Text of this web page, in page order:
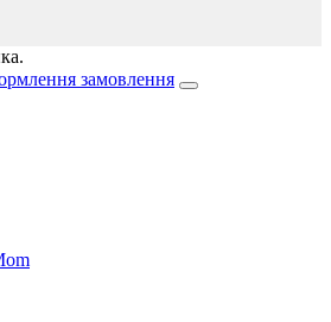
замовлення